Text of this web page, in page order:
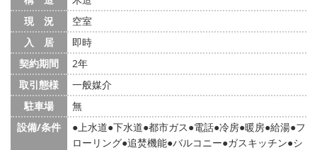
現 況
空室
入 居
即時
契約期間
2年
取引態様
一般媒介
駐車場
無
設備/条件
上水道 下水道 都市ガス 電話 冷房 暖房 給湯 フ
ローリング 追焚機能 バルコニー ガスキッチン シ